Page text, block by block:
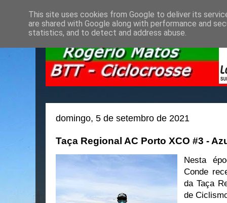
domingo, 5 de setembro de 2021
Taça Regional AC Porto XCO #3 -
Nesta
Conde
da Taça
de
This site uses cookies from Google to deliver its
are shared with Google along with performance and
statistics, and to detect and address abuse.